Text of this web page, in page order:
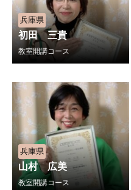
兵庫県
初田 三貴
教室開講コース
兵庫県
山村 広美
教室開講コース